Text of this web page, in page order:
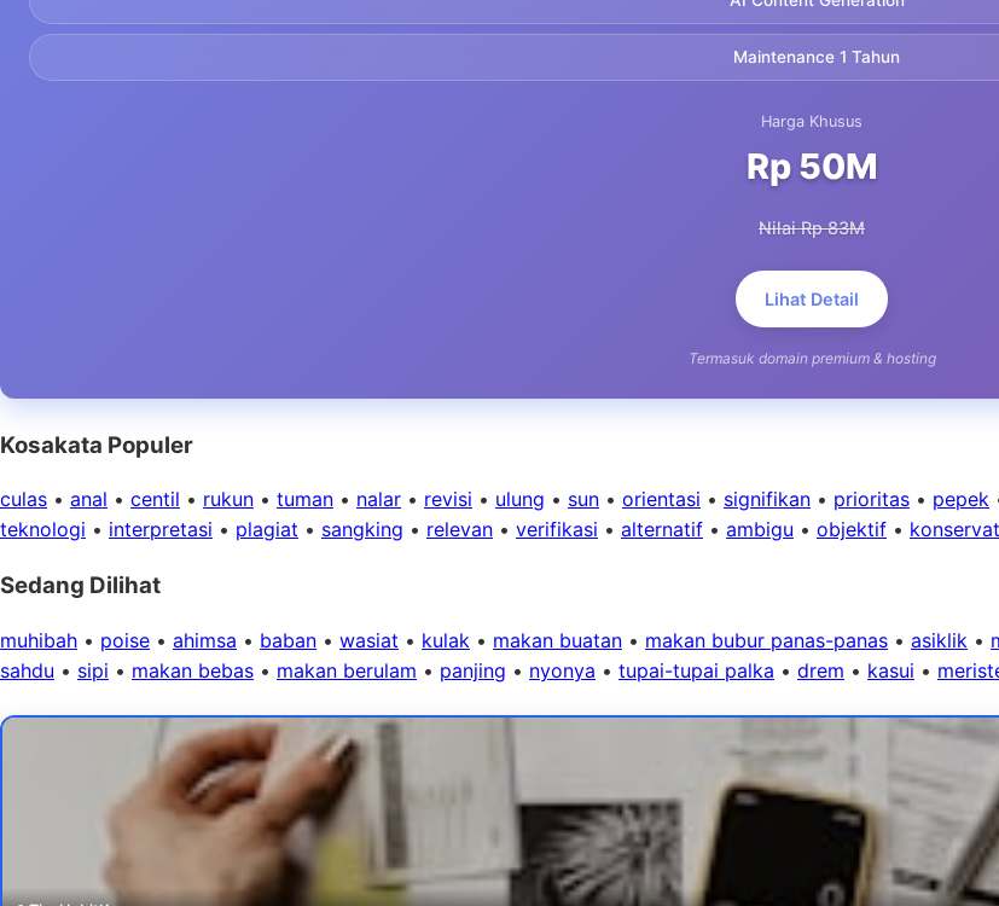
Maintenance 1 Tahun
Harga Khusus
Rp 50M
Nilai Rp 83M
Lihat Detail
Termasuk domain premium & hosting
Kosakata Populer
culas • anal • centil • rukun • tuman • nalar • revisi • ulung • sun • orientasi • signifikan • prioritas • pepek
teknologi • interpretasi • plagiat • sangking • relevan • verifikasi • alternatif • ambigu • objektif •
Sedang Dilihat
muhibah • poise • ahimsa • baban • wasiat • kulak • makan buatan • makan bubur panas-panas • asiklik •
sahdu • sipi • makan bebas • makan berulam • panjing • nyonya • tupai-tupai palka • drem • kasui •